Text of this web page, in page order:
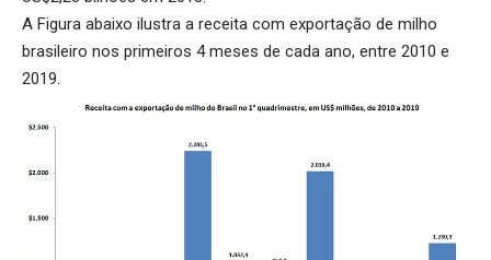
A Figura abaixo ilustra a receita com exportação de milho
brasileiro nos primeiros 4 meses de cada ano, entre 2010 e
2019.